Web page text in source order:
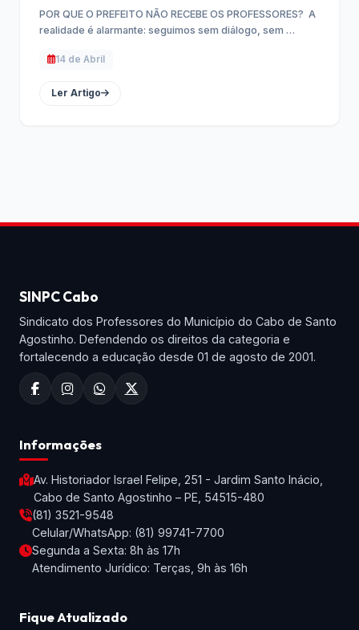
POR QUE O PREFEITO NÃO RECEBE OS PROFESSORES? A
realidade é alarmante: seguimos sem diálogo, sem …
14 de Abril
Ler Artigo
SINPC Cabo
Sindicato dos Professores do Município do Cabo de Santo
Agostinho. Defendendo os direitos da categoria e
fortalecendo a educação desde 01 de agosto de 2001.
Informações
Av. Historiador Israel Felipe, 251 - Jardim Santo Inácio,
Cabo de Santo Agostinho – PE, 54515-480
(81) 3521-9548
Celular/WhatsApp: (81) 99741-7700
Segunda a Sexta: 8h às 17h
Atendimento Jurídico: Terças, 9h às 16h
Fique Atualizado